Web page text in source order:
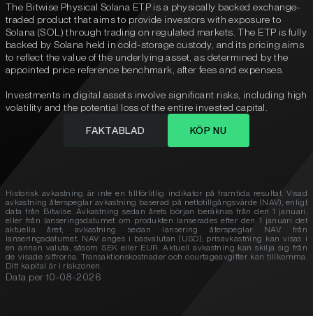
FAKTABLAD KÖP NU
The Bitwise Physical Solana ETP is a physically backed exchange-
traded product that aims to provide investors with exposure to
Solana (SOL) through trading on regulated markets. The ETP is fully
backed by Solana held in cold-storage custody, and its pricing aims
to reflect the value of the underlying asset, as determined by the
appointed price reference benchmark, after fees and expenses.
Investments in digital assets involve significant risks, including high
volatility and the potential loss of the entire invested capital.
Historisk avkastning är inte en tillförlitlig indikator på framtida resultat. Visad
avkastning återspeglar avkastning baserad på nettotillgångsvärde (NAV), enligt
data från Bitwise. Avkastning sedan årets början beräknas från den 1 januari,
eller från lanseringsdatumet om produkten lanserades efter den 1 januari det
aktuella året; avkastning sedan lansering återspeglar NAV från
lanseringsdatumet. NAV anges i basvalutan (USD); prisavkastning kan visas i
en annan valuta, såsom SEK eller EUR. Aktuell avkastning kan skilja sig från
de visade siffrorna. Transaktionskostnader och courtageavgifter kan tillkomma.
Ditt kapital är i riskzonen.
Data per 10-08-2026